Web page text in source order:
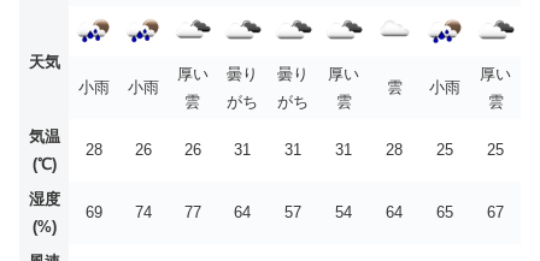
天気
小雨
小雨
厚い
雲
曇り
がち
曇り
がち
厚い
雲
雲 小雨
厚い
雲
気温
(℃)
28 26 26 31 31 31 28 25 25
湿度
(%)
69 74 77 64 57 54 64 65 67